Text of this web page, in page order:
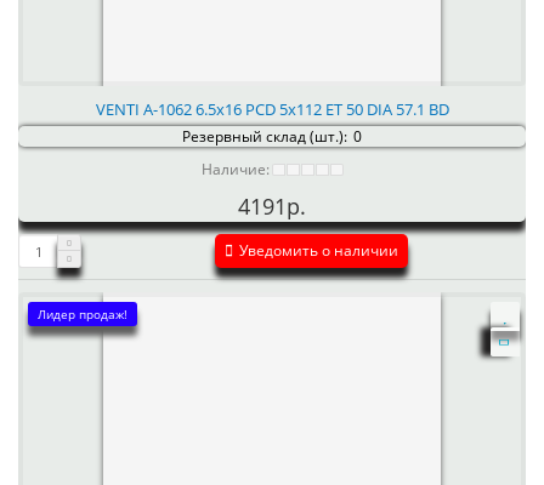
VENTI А-1062 6.5x16 PCD 5x112 ET 50 DIA 57.1 BD
Резервный склад (шт.): 0
Наличие:
4191р.
Уведомить о наличии
Лидер продаж!